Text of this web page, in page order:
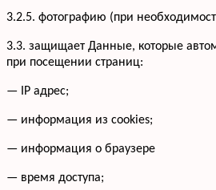
3.2.5. фотографию (при
3.3. защищает Данные, которые
при посещении страниц:
— IP адрес;
— информация из cookies;
— информация о браузере
— время доступа;